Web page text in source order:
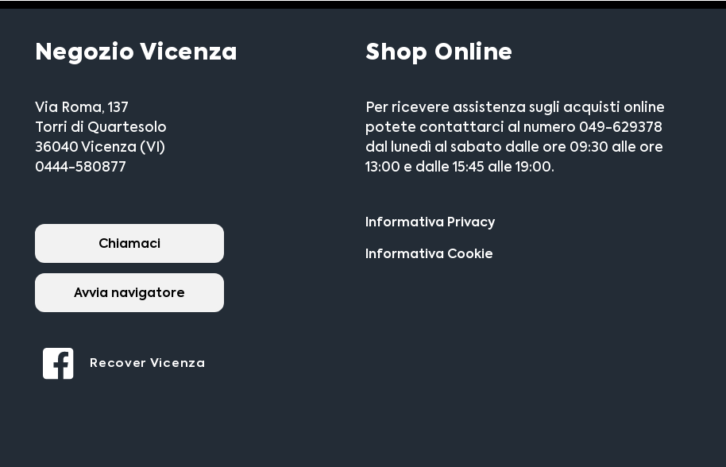
Negozio Vicenza
Via Roma, 137
Torri di Quartesolo
36040 Vicenza (VI)
0444-580877
Chiamaci
Avvia navigatore
Recover Vicenza
Shop Online
Per ricevere assistenza sugli acquisti online
potete contattarci al numero 049-629378
dal lunedì al sabato dalle ore 09:30 alle ore
13:00 e dalle 15:45 alle 19:00.
Informativa Privacy
Informativa Cookie